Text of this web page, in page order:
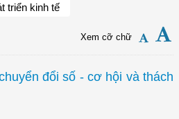
triển kinh tế
Xem cỡ chữ
đổi số - cơ hội và thách